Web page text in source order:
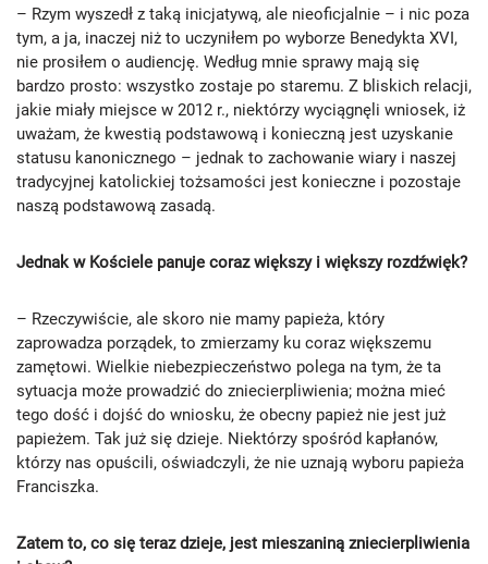
– Rzym wyszedł z taką inicjatywą, ale nieoficjalnie – i nic poza
tym, a ja, inaczej niż to uczyniłem po wyborze Benedykta XVI,
nie prosiłem o audiencję. Według mnie sprawy mają się
bardzo prosto: wszystko zostaje po staremu. Z bliskich relacji,
jakie miały miejsce w 2012 r., niektórzy wyciągnęli wniosek, iż
uważam, że kwestią podstawową i konieczną jest uzyskanie
statusu kanonicznego – jednak to zachowanie wiary i naszej
tradycyjnej katolickiej tożsamości jest konieczne i pozostaje
naszą podstawową zasadą.
Jednak w Kościele panuje coraz większy i większy rozdźwięk?
– Rzeczywiście, ale skoro nie mamy papieża, który
zaprowadza porządek, to zmierzamy ku coraz większemu
zamętowi. Wielkie niebezpieczeństwo polega na tym, że ta
sytuacja może prowadzić do zniecierpliwienia; można mieć
tego dość i dojść do wniosku, że obecny papież nie jest już
papieżem. Tak już się dzieje. Niektórzy spośród kapłanów,
którzy nas opuścili, oświadczyli, że nie uznają wyboru papieża
Franciszka.
Zatem to, co się teraz dzieje, jest mieszaniną zniecierpliwienia